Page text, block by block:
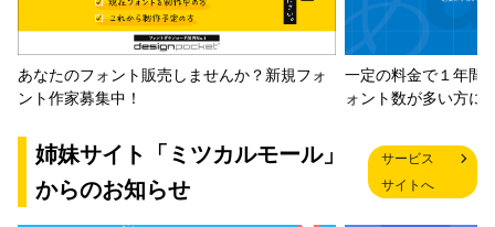
あなたのフォント販売しませんか？新規フォ
ント作家募集中！
一定の料金で１年間
ォント数が多い方に
姉妹サイト「ミツカルモール」
からのお知らせ
サービス
サイトへ